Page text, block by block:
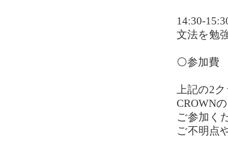
14:30-
文法を勉
⚪️参加費
上記の2
CROWN
ご参加く
ご不明点